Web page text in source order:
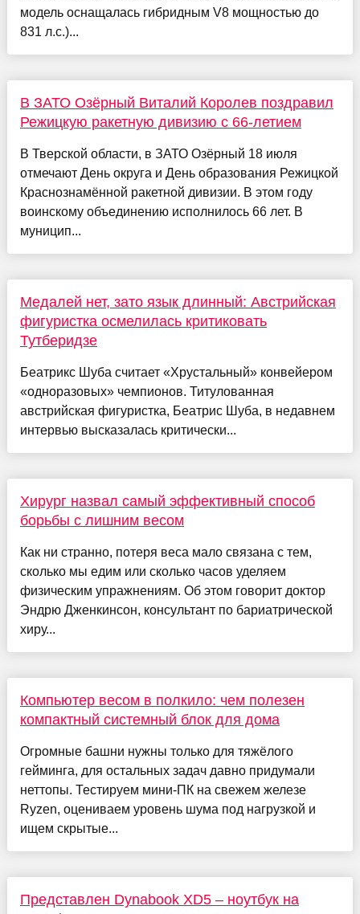
модель оснащалась гибридным V8 мощностью до
831 л.с.)...
В ЗАТО Озёрный Виталий Королев поздравил
Режицкую ракетную дивизию с 66-летием
В Тверской области, в ЗАТО Озёрный 18 июля
отмечают День округа и День образования Режицкой
Краснознамённой ракетной дивизии. В этом году
воинскому объединению исполнилось 66 лет. В
муницип...
Медалей нет, зато язык длинный: Австрийская
фигуристка осмелилась критиковать
Тутберидзе
Беатрикс Шуба считает «Хрустальный» конвейером
«одноразовых» чемпионов. Титулованная
австрийская фигуристка, Беатрис Шуба, в недавнем
интервью высказалась критически...
Хирург назвал самый эффективный способ
борьбы с лишним весом
Как ни странно, потеря веса мало связана с тем,
сколько мы едим или сколько часов уделяем
физическим упражнениям. Об этом говорит доктор
Эндрю Дженкинсон, консультант по бариатрической
хиру...
Компьютер весом в полкило: чем полезен
компактный системный блок для дома
Огромные башни нужны только для тяжёлого
гейминга, для остальных задач давно придумали
неттопы. Тестируем мини-ПК на свежем железе
Ryzen, оцениваем уровень шума под нагрузкой и
ищем скрытые...
Представлен Dynabook XD5 – ноутбук на